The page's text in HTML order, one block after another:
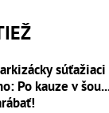
Po kauze v